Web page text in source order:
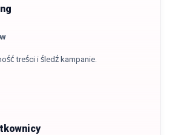
treści i śledź kampanie.